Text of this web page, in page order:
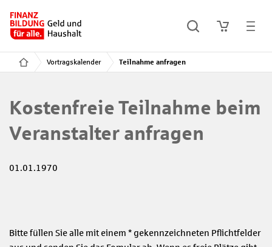
Vortragskalender Teilnahme anfragen
Kostenfreie Teilnahme beim
Veranstalter anfragen
01.01.1970
Bitte füllen Sie alle mit einem * gekennzeichneten Pflichtfelder